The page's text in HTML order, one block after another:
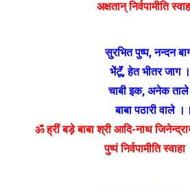
अक्षतान् निर्वपामीति
सुरभित पुष्प,नन्दन
भेंटूॅं,हेत भीतर जाग
चाबी इक, अनेक ताले
बाबा पठारी वाले ।।
ॐ ह्रीं बड़े बाबा श्री आदि-नाथ
पुष्पं निर्वपामीति